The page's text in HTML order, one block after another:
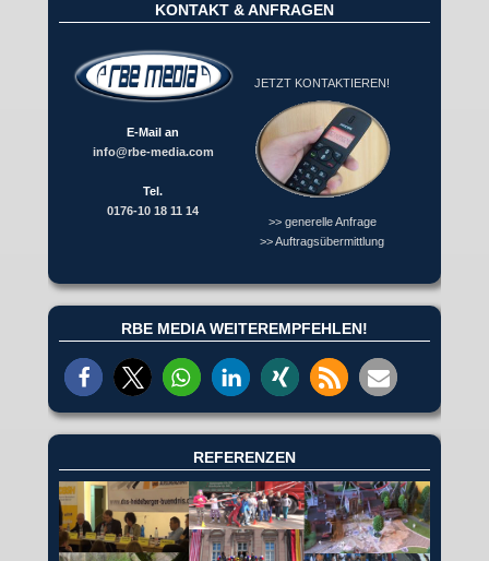
KONTAKT & ANFRAGEN
E-Mail an
info@rbe-media.com
Tel.
0176-10 18 11 14
JETZT KONTAKTIEREN!
>> generelle Anfrage
>> Auftragsübermittlung
RBE MEDIA WEITEREMPFEHLEN!
REFERENZEN